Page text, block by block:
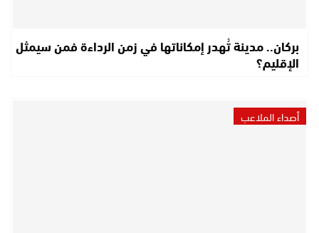
بركان.. مدينة تُهدر إمكاناتها في زمن الرداءة فمن سيمثل
الإقليم؟
أصداء الملاعب